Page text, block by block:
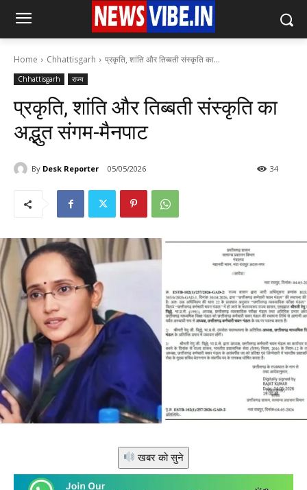
Home Chhattisgarh प्रकृति, शांति और तिब्बती संस्कृति का...
Chhattisgarh राज्य
प्रकृति, शांति और तिब्बती संस्कृति का
अद्भुत संगम-मैनपाट
By Desk Reporter 05/05/2026 34
खबर को सुने